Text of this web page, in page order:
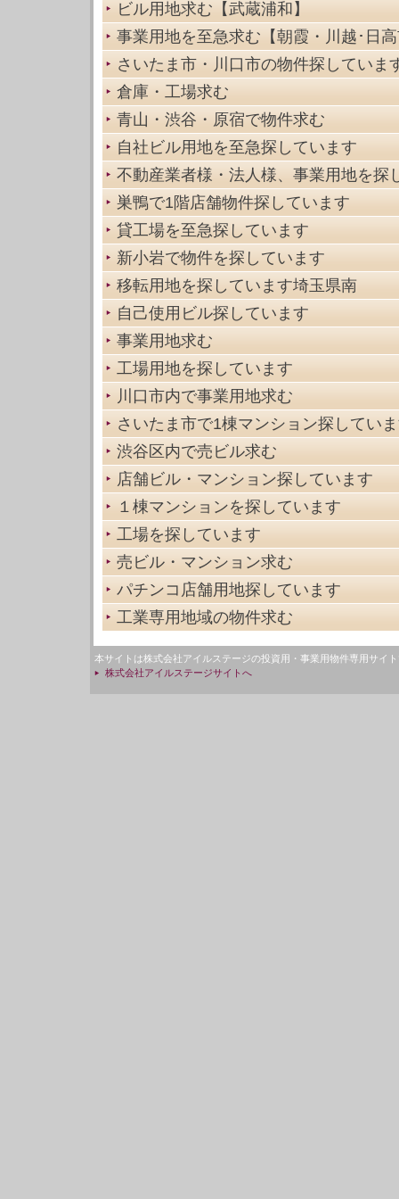
ビル用地求む【武蔵浦和】
事業用地を至急求む【朝霞・川越･日
さいたま市・川口市の物件探していま
倉庫・工場求む
青山・渋谷・原宿で物件求む
自社ビル用地を至急探しています
不動産業者様・法人様、事業用地を探
巣鴨で1階店舗物件探しています
貸工場を至急探しています
新小岩で物件を探しています
移転用地を探しています埼玉県南
自己使用ビル探しています
事業用地求む
工場用地を探しています
川口市内で事業用地求む
さいたま市で1棟マンション探してい
渋谷区内で売ビル求む
店舗ビル・マンション探しています
１棟マンションを探しています
工場を探しています
売ビル・マンション求む
パチンコ店舗用地探しています
工業専用地域の物件求む
本サイトは株式会社アイルステージの投資用・事業用物件専用サイ
株式会社アイルステージサイトへ